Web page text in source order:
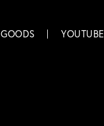
GOODS YOUTUBE